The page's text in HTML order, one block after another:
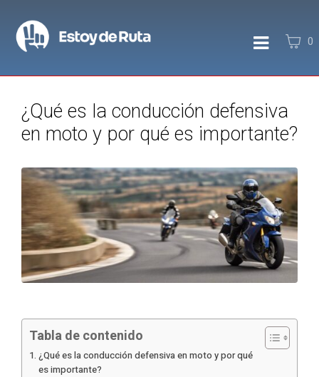
0
¿Qué es la conducción defensiva
en moto y por qué es importante?
Tabla de contenido
¿Qué es la conducción defensiva en moto y por qué
es importante?